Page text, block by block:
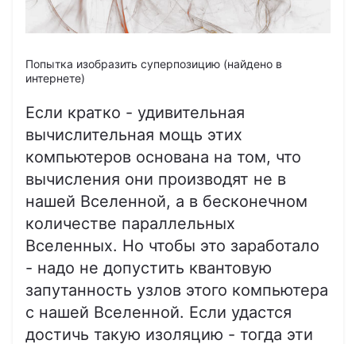
Попытка изобразить суперпозицию (найдено в
интернете)
Если кратко - удивительная
вычислительная мощь этих
компьютеров основана на том, что
вычисления они производят не в
нашей Вселенной, а в бесконечном
количестве параллельных
Вселенных. Но чтобы это заработало
- надо не допустить квантовую
запутанность узлов этого компьютера
с нашей Вселенной. Если удастся
достичь такую изоляцию - тогда эти